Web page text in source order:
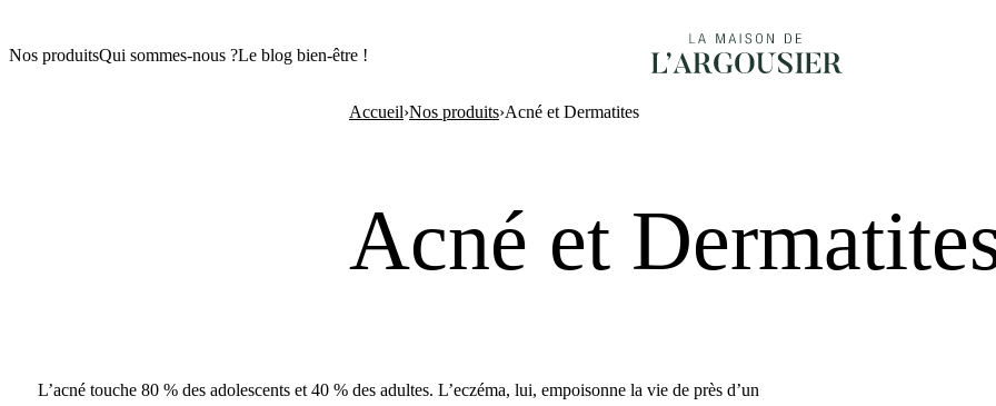
Nos produitsQui sommes-nous ?Le blog bien-être !
Accueil›Nos produits›Acné et Dermatites
Acné et
L’acné touche 80 % des adolescents et 40 % des adultes. L’eczéma, lui, empoisonne la vie de près d’un